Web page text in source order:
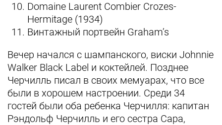
Domaine Laurent Combier Crozes-
Hermitage (1934)
Винтажный портвейн Graham’s
Вечер начался с шампанского, виски Johnnie
Walker Black Label и коктейлей. Позднее
Черчилль писал в своих мемуарах, что все
были в хорошем настроении. Среди 34
гостей были оба ребенка Черчилля: капитан
Рэндольф Черчилль и его сестра Сара,